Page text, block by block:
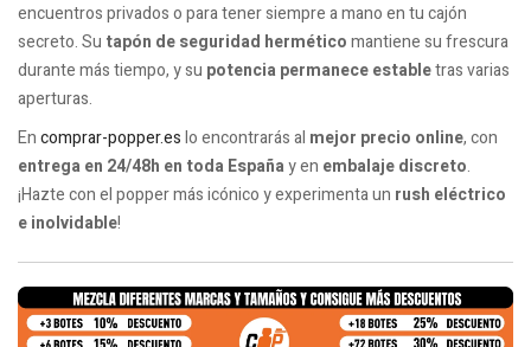
encuentros privados o para tener siempre a mano en tu cajón
secreto. Su tapón de seguridad herméticomantiene su frescura
durante más tiempo, y su potencia permanece establetras varias
aperturas.
Encomprar-popper.eslo encontrarás al mejor precio online, con
entrega en 24/48h en toda Españay en embalaje discreto.
¡Hazte con el popper más icónico y experimenta un rush eléctrico
e inolvidable!